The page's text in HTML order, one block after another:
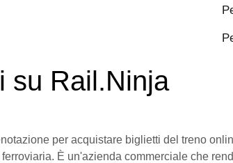
su Rail.Ninja
per acquistare biglietti del treno
È un'azienda commerciale che